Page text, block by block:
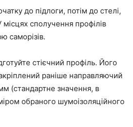
до підлоги, потім до стелі,
місцях сполучення профілів
саморізів.
стієчний профіль. Його
раніше направляючий
(стандартне значення, в
обраного шумоізоляційного